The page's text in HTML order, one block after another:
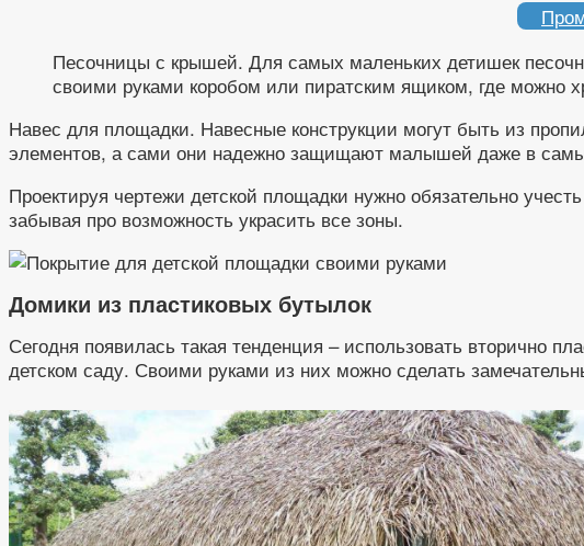
Песочницы с крышей. Для самых маленьких детишек
своими руками коробом или пиратским ящиком, где можно
Навес для площадки. Навесные конструкции могут быть из
элементов, а сами они надежно защищают малышей даже в
Проектируя чертежи детской площадки нужно обязательно
забывая про возможность украсить все зоны.
Домики из пластиковых бутылок
Сегодня появилась такая тенденция – использовать вторично
детском саду. Своими руками из них можно сделать